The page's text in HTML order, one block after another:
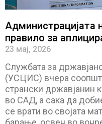
Администрацијата
правило за
23 мај, 2026
Службата за
(УСЦИС) вчера
странски државјанин
во САД, а сака да
се врати во својата